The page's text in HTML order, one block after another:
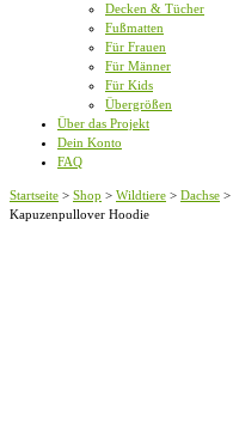
Decken & Tücher
Fußmatten
Für Frauen
Für Männer
Für Kids
Übergrößen
Über das Projekt
Dein Konto
FAQ
Startseite > Shop > Wildtiere > Dachse >
Kapuzenpullover Hoodie